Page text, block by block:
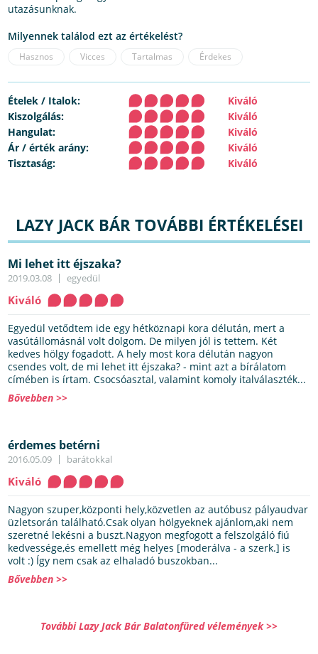
utazásunknak.
Milyennek találod ezt az értékelést?
Hasznos Vicces Tartalmas Érdekes
Ételek / Italok:
Kiváló
Kiszolgálás:
Kiváló
Hangulat:
Kiváló
Ár / érték arány:
Kiváló
Tisztaság:
Kiváló
LAZY JACK BÁR TOVÁBBI ÉRTÉKELÉSEI
Mi lehet itt éjszaka?
2019.03.08 egyedül
Kiváló
Egyedül vetődtem ide egy hétköznapi kora délután, mert a
vasútállomásnál volt dolgom. De milyen jól is tettem. Két
kedves hölgy fogadott. A hely most kora délután nagyon
csendes volt, de mi lehet itt éjszaka? - mint azt a bírálatom
címében is írtam. Csocsóasztal, valamint komoly italválaszték...
Bővebben >>
érdemes betérni
2016.05.09 barátokkal
Kiváló
Nagyon szuper,központi hely,közvetlen az autóbusz pályaudvar
üzletsorán található.Csak olyan hölgyeknek ajánlom,aki nem
szeretné lekésni a buszt.Nagyon megfogott a felszolgáló fiú
kedvessége,és emellett még helyes [moderálva - a szerk.] is
volt :) Így nem csak az elhaladó buszokban...
Bővebben >>
További Lazy Jack Bár Balatonfüred vélemények >>